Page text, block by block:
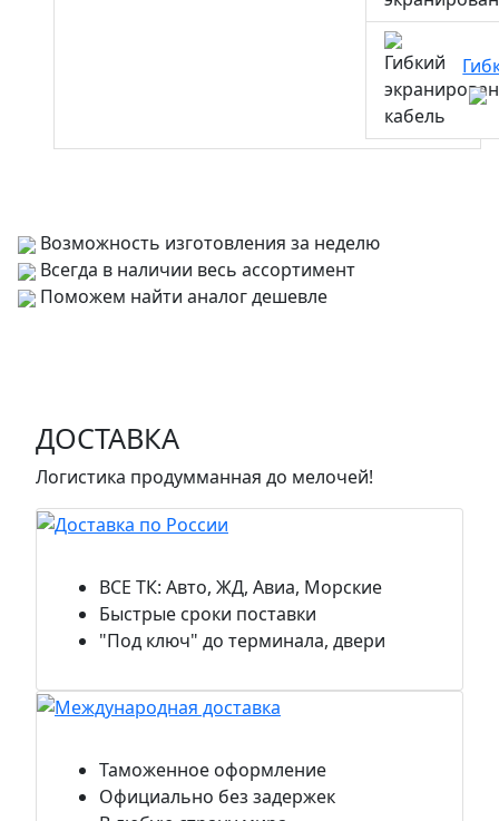
Возможность изготовления за неделю
Всегда в наличии весь ассортимент
Поможем найти аналог дешевле
ДОСТАВКА
Логистика продумманная до мелочей!
Доставка по России
ВСЕ ТК: Авто, ЖД, Авиа, Морские
Быстрые сроки поставки
"Под ключ" до терминала, двери
Международная доставка
Таможенное оформление
Официально без задержек